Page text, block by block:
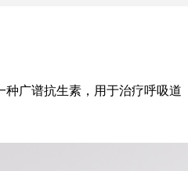
种广谱抗生素，用于治疗呼吸道